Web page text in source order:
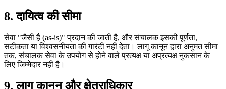
8. दायित्व की सीमा
सेवा "जैसी है (as-is)" प्रदान की जाती है, और संचालक इसकी पूर्णता,
सटीकता या विश्वसनीयता की गारंटी नहीं देता। लागू कानून द्वारा अनुमत सीमा
तक, संचालक सेवा के उपयोग से होने वाले प्रत्यक्ष या अप्रत्यक्ष नुकसान के
लिए जिम्मेदार नहीं है।
9. लागू कानून और क्षेत्राधिकार